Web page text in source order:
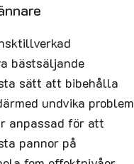
bästsäljande
sätt att bibehålla
undvika problem
anpassad för att
pannor på